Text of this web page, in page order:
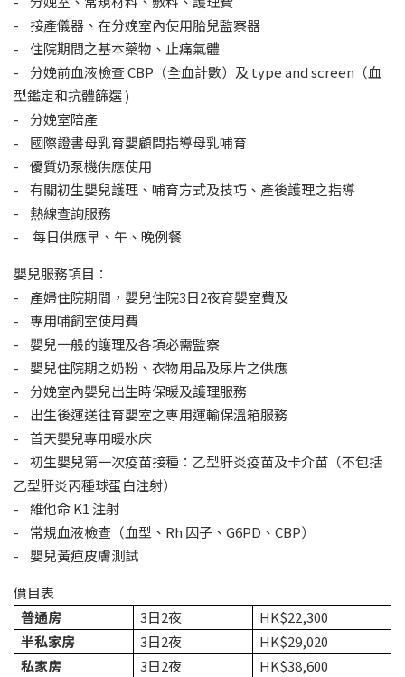
- 接產儀器、在分娩室內使用胎兒監察器
- 住院期間之基本藥物、止痛氣體
- 分娩前血液檢查 CBP（全血計數）及 type and screen（血
型鑑定和抗體篩選 )
- 分娩室陪產
- 國際證書母乳育嬰顧問指導母乳哺育
- 優質奶泵機供應使用
- 有關初生嬰兒護理、哺育方式及技巧、產後護理之指導
- 熱線查詢服務
- 每日供應早、午、晚例餐
嬰兒服務項目：
- 產婦住院期間，嬰兒住院3日2夜育嬰室費及
- 專用哺飼室使用費
- 嬰兒一般的護理及各項必需監察
- 嬰兒住院期之奶粉、衣物用品及尿片之供應
- 分娩室內嬰兒出生時保暖及護理服務
- 出生後運送往育嬰室之專用運輸保溫箱服務
- 首天嬰兒專用暖水床
- 初生嬰兒第一次疫苗接種：乙型肝炎疫苗及卡介苗（不包括
乙型肝炎丙種球蛋白注射）
- 維他命 K1 注射
- 常規血液檢查（血型、Rh 因子、G6PD、CBP）
- 嬰兒黃疸皮膚測試
價目表
普通房
3日2夜
HK$22,300
半私家房
3日2夜
HK$29,020
私家房
3日2夜
HK$38,600